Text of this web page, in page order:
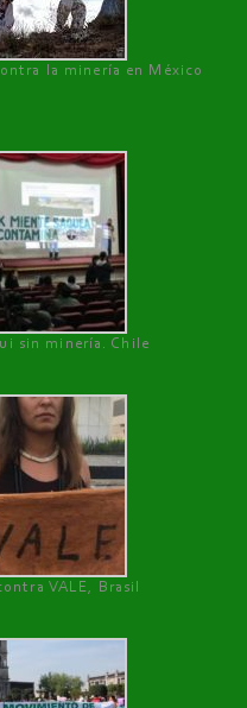
la minería en México
sin minería. Chile
VALE, Brasil